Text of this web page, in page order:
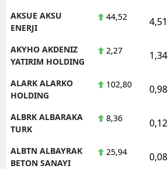
AKSUE AKSU
ENERJI
44,52 4,51
AKYHO AKDENIZ
YATIRIM HOLDING
2,27 1,34
ALARK ALARKO
HOLDING
102,80 0,98
ALBRK ALBARAKA
TURK
8,36 0,12
ALBTN ALBAYRAK
BETON SANAYI
25,94 0,08